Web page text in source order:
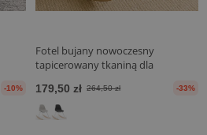
-10%
Fotel bujany nowoczesny
tapicerowany tkaniną dla
nogi - Skögur
179,50 zł 264,50 zł -33%